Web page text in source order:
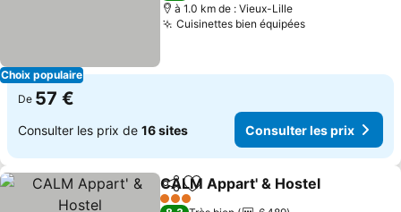
Choix populaire
à 1.0 km de : Vieux-Lille
Cuisinettes bien équipéesConsulter les
De 57 €
Consulter les prix de 16 sites Consulter les prix
PartagerAjouter à mes favoris
CALM Appart' & Hostel
3 Étoiles